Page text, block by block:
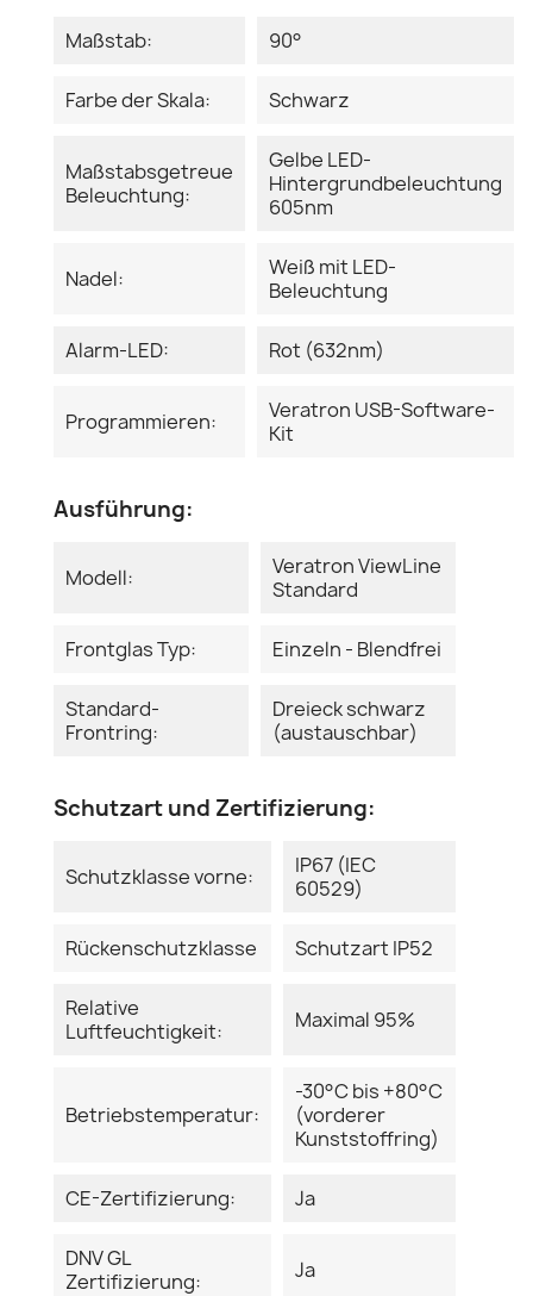
Maßstab: 90°
Farbe der Skala: Schwarz
Maßstabsgetreue
Beleuchtung:
Gelbe LED-
Hintergrundbeleuchtung
605nm
Nadel:
Weiß mit LED-
Beleuchtung
Alarm-LED: Rot (632nm)
Programmieren:
Veratron USB-Software-
Kit
Ausführung:
Modell:
Veratron ViewLine
Standard
Frontglas Typ: Einzeln - Blendfrei
Standard-
Frontring:
Dreieck schwarz
(austauschbar)
Schutzart und Zertifizierung:
Schutzklasse vorne:
IP67 (IEC
60529)
Rückenschutzklasse Schutzart IP52
Relative
Luftfeuchtigkeit:
Maximal 95%
Betriebstemperatur:
-30°C bis +80°C
(vorderer
Kunststoffring)
CE-Zertifizierung: Ja
DNV GL
Zertifizierung:
Ja